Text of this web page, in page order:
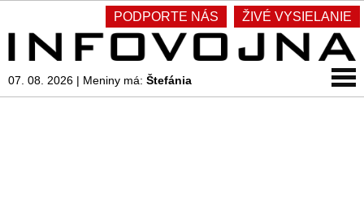
PODPORTE NÁS ŽIVÉ VYSIELANIE
07. 08. 2026 | Meniny má: Štefánia